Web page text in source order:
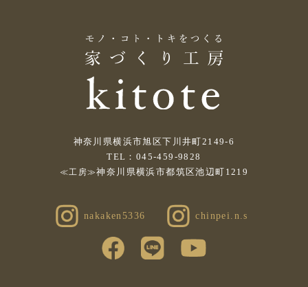
神奈川県横浜市旭区下川井町2149-6
TEL：045-459-9828
≪工房≫神奈川県横浜市都筑区池辺町1219
nakaken5336 chinpei.n.s